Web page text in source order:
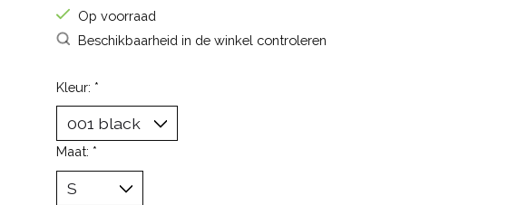
Op voorraad
Beschikbaarheid in de winkel controleren
Kleur: *
Maat: *